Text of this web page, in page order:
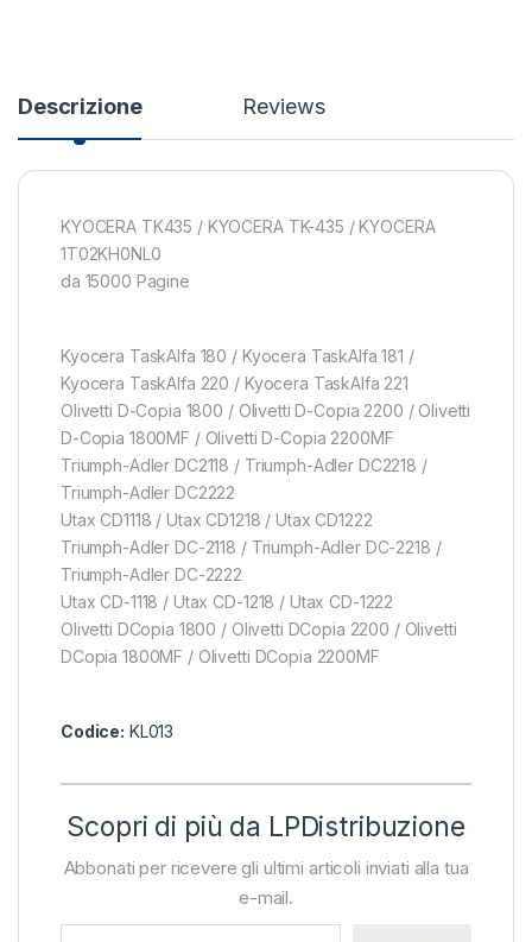
Descrizione Reviews
KYOCERA TK435 / KYOCERA TK-435 / KYOCERA
1T02KH0NL0
da 15000 Pagine
Kyocera TaskAlfa 180 / Kyocera TaskAlfa 181 /
Kyocera TaskAlfa 220 / Kyocera TaskAlfa 221
Olivetti D-Copia 1800 / Olivetti D-Copia 2200 / Olivetti
D-Copia 1800MF / Olivetti D-Copia 2200MF
Triumph-Adler DC2118 / Triumph-Adler DC2218 /
Triumph-Adler DC2222
Utax CD1118 / Utax CD1218 / Utax CD1222
Triumph-Adler DC-2118 / Triumph-Adler DC-2218 /
Triumph-Adler DC-2222
Utax CD-1118 / Utax CD-1218 / Utax CD-1222
Olivetti DCopia 1800 / Olivetti DCopia 2200 / Olivetti
DCopia 1800MF / Olivetti DCopia 2200MF
Codice: KL013
Scopri di più da LPDistribuzione
Abbonati per ricevere gli ultimi articoli inviati alla tua
e-mail.